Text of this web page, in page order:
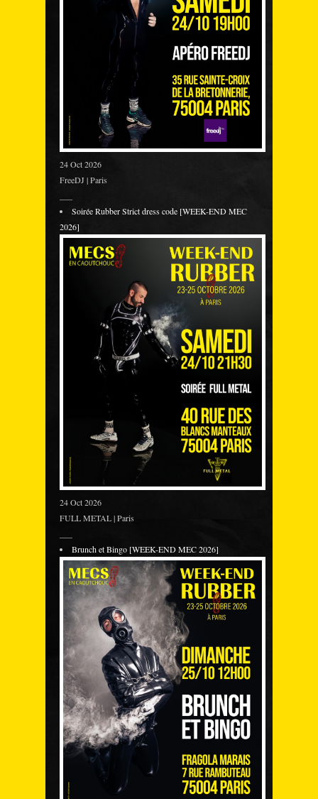
24 Oct 2026
FreeDJ | Paris
Soirée Rubber Strict dress code [WEEK-END MEC
2026]
24 Oct 2026
FULL METAL | Paris
Brunch et Bingo [WEEK-END MEC 2026]